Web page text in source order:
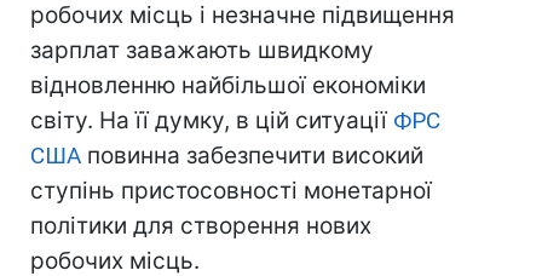
робочих місць і незначне підвищення
зарплат заважають швидкому
відновленню найбільшої економіки
світу. На її думку, в цій ситуації ФРС
США повинна забезпечити високий
ступінь пристосовності монетарної
політики для створення нових
робочих місць.